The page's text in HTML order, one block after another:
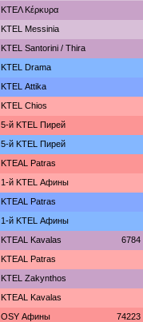
ΚΤΕΛ Κέρκυρα
KTEL Messinia
KTEL Santorini / Thira
KTEL Drama
KΤΕL Αttika
KTEL Chios
5-й KTEL Пирей
5-й KTEL Пирей
KTEAL Patras
1-й KTEL Афины
KTEAL Patras
1-й KTEL Афины
KTEAL Kavalas 6784
KTEAL Patras
KTEL Zakynthos
KTEAL Kavalas
OSY Афины 74223